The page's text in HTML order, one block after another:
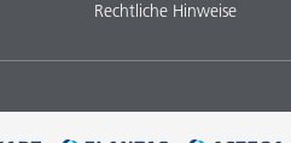
Rechtliche Hinweise